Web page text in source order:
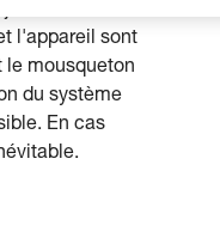
l'appareil sont
le mousqueton
du système
En cas